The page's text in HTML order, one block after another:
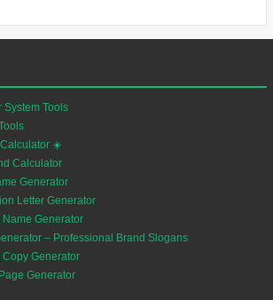
System Tools
☀️
Calculator
Generator
Letter Generator
Name Generator
– Professional Brand Slogans
Copy Generator
Generator